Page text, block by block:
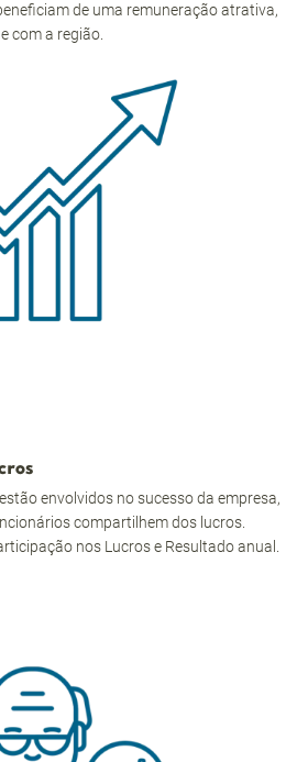
de uma remuneração atrativa,
com a região.
envolvidos no sucesso da empresa,
compartilhem dos lucros.
nos Lucros e Resultado anual.